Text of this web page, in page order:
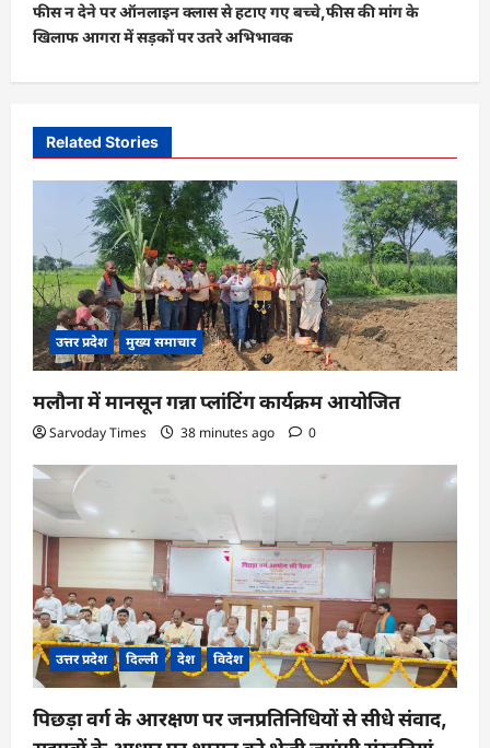
n
a
v
g
a
i
o
n
फीस न देने पर ऑनलाइन क्लास से हटाए गए बच्चे,फीस की मांग के
खिलाफ आगरा में सड़कों पर उतरे अभिभावक
Related Stories
उत्तर प्रदेश मुख्य समाचार
मलौना में मानसून गन्ना प्लांटिंग कार्यक्रम आयोजित
Sarvoday Times 38 minutes ago 0
उत्तर प्रदेश दिल्ली देश विदेश
पिछड़ा वर्ग के आरक्षण पर जनप्रतिनिधियों से सीधे संवाद,